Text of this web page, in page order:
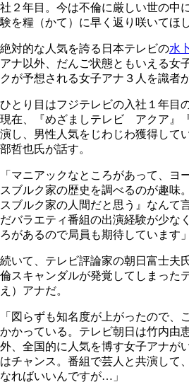
社２年目。今は不倫に厳しい世の中
験を糧（かて）に早く返り咲いてほ
絶対的な人気を誇る日本テレビの水
アナ以外、だんご状態ともいえる女
クが予想される女子アナ３人を識者
ひとり目はフジテレビの入社１年目
現在、『めざましテレビ アクア』
演し、男性人気をじわじわ獲得して
部哲也氏が話す。
「マニアックなところがあって、ヨ
スブルク家の歴史を調べるのが趣味
スブルク家の人間だと思う』なんて
だバラエティ番組の出演経験が少な
ろがあるので局員も期待しています」
続いて、テレビ評論家の朝日富士夫
倫スキャンダルが発覚してしまった
え）アナだ。
「図らずも知名度が上がったので、
かかっている。テレビ朝日は竹内由
外、全国的に人気を博す女子アナが
はチャンス。番組で芸人と共演して
なればいいんですが…」